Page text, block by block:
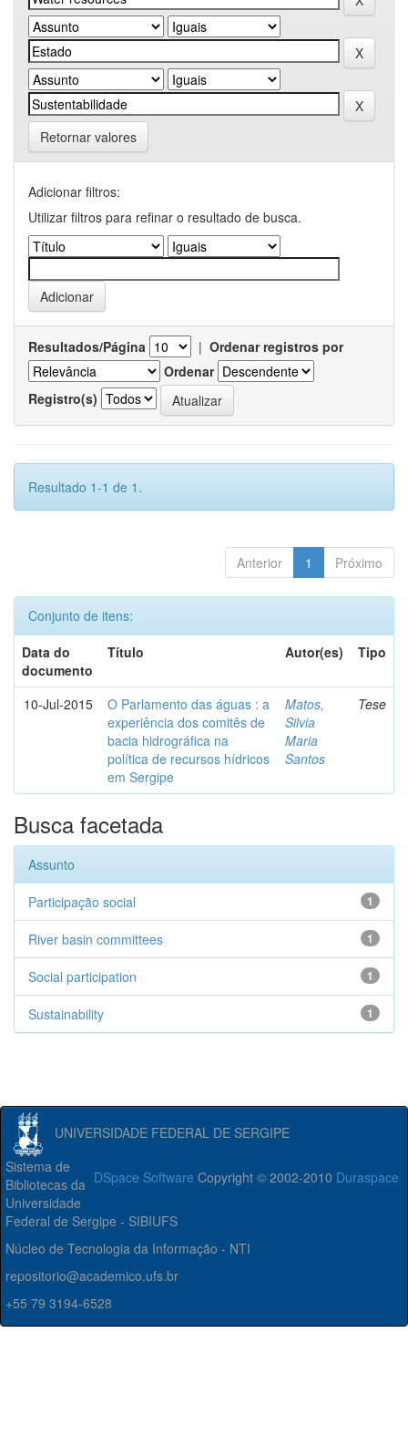
Retornar valores
Adicionar filtros:
Utilizar filtros para refinar o resultado de busca.
Resultados/Página | Ordenar registros por
Ordenar
Registro(s)
Resultado 1-1 de 1.
Anterior 1 Próximo
Conjunto de itens:
Data do
documento
Título Autor(es) Tipo
10-Jul-2015
O Parlamento das águas : a
experiência dos comitês de
bacia hidrográfica na
política de recursos hídricos
em Sergipe
Matos,
Silvia
Maria
Santos
Tese
Busca facetada
Assunto
1
Participação social
1
River basin committees
1
Social participation
1
Sustainability
UNIVERSIDADE FEDERAL DE SERGIPE
DSpace Software Copyright © 2002-2010 Duraspace
Sistema de
Bibliotecas da
Universidade
Federal de Sergipe - SIBIUFS
Núcleo de Tecnologia da Informação - NTI
repositorio@academico.ufs.br
+55 79 3194-6528